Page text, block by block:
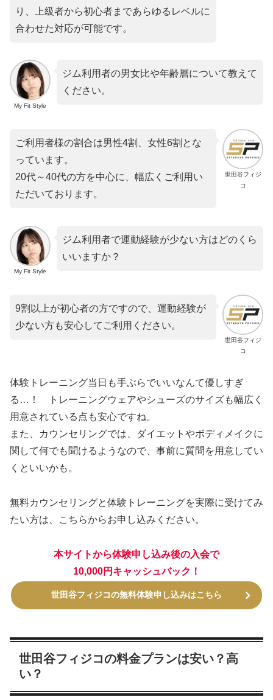
り、上級者から初心者まであらゆるレベルに
合わせた対応が可能です。
My Fit Style
ジム利用者の男女比や年齢層について教えて
ください。
世田谷フィジ
コ
ご利用者様の割合は男性4割、女性6割とな
っています。
20代～40代の方を中心に、幅広くご利用い
ただいております。
My Fit Style
ジム利用者で運動経験が少ない方はどのくら
いいますか？
世田谷フィジ
コ
9割以上が初心者の方ですので、運動経験が
少ない方も安心してご利用ください。
体験トレーニング当日も手ぶらでいいなんて優しすぎ
る…！ トレーニングウェアやシューズのサイズも幅広く
用意されている点も安心ですね。
また、カウンセリングでは、ダイエットやボディメイクに
関して何でも聞けるようなので、事前に質問を用意してい
くといいかも。
無料カウンセリングと体験トレーニングを実際に受けてみ
たい方は、こちらからお申し込みください。
本サイトから体験申し込み後の入会で
10,000円キャッシュバック！
世田谷フィジコの無料体験申し込みはこちら
世田谷フィジコの料金プランは安い？高
い？